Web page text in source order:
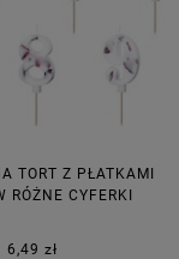
TORT Z PŁATKAMI
RÓŻNE CYFERKI
6,49 zł